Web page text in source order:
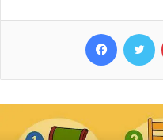
Facebook